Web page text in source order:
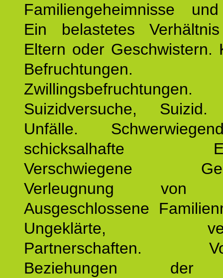
Familiengeheimnisse
Ein belastetes
Eltern oder Geschwistern.
Befruchtungen.
Zwillingsbefruchtungen.
Suizidversuche, Suizid.
Unfälle.
schicksalhafte
Verschwiegene
Verleugnung von
Ausgeschlossene
Ungeklärte,
Partnerschaften.
Beziehungen der